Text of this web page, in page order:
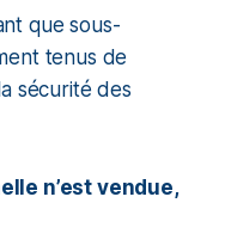
que sous-
tenus de
sécurité des
n’est vendue,